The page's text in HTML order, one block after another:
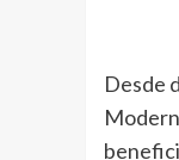
Desde